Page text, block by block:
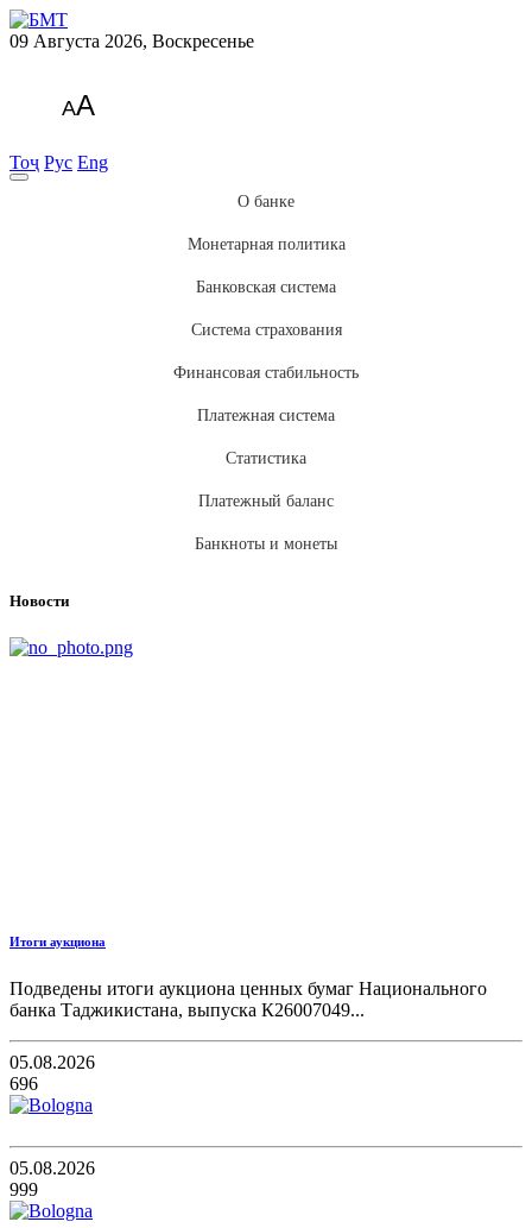
09 Августа 2026, Воскресенье
AA
Тоҷ Рус Eng
О банке
Монетарная политика
Банковская система
Система страхования
Финансовая стабильность
Платежная система
Статистика
Платежный баланс
Банкноты и монеты
Новости
Итоги аукциона
Подведены итоги аукциона ценных бумаг Национального
банка Таджикистана, выпуска К26007049...
05.08.2026
696
05.08.2026
999